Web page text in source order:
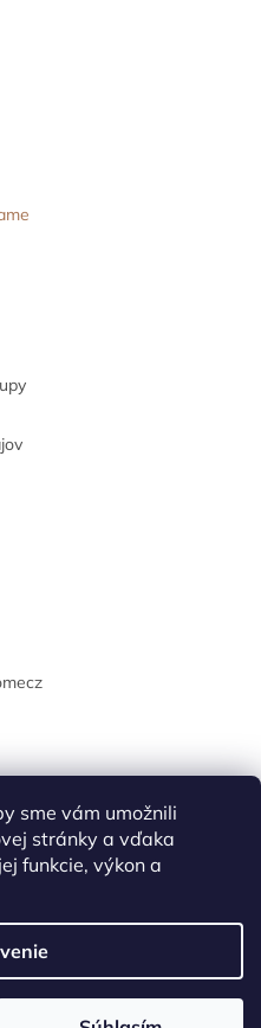
sme vám umožnili
stránky a vďaka
funkcie, výkon a
Shoptet